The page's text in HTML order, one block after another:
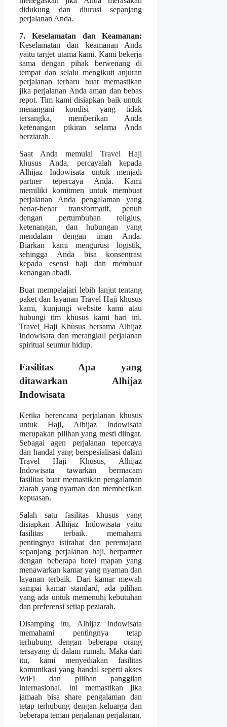
didukung dan diurusi sepanjang
perjalanan Anda.
7. Keselamatan dan Keamanan:
Keselamatan dan keamanan Anda
yaitu target utama kami. Kami bekerja
sama dengan pihak berwenang di
tempat dan selalu mengikuti anjuran
perjalanan terbaru buat memastikan
jika perjalanan Anda aman dan bebas
repot. Tim kami disiapkan baik untuk
menangani kondisi yang tidak
tersangka, memberikan Anda
ketenangan pikiran selama Anda
berziarah.
Saat Anda memulai Travel Haji
khusus Anda, percayalah kepada
Alhijaz Indowisata untuk menjadi
partner tepercaya Anda. Kami
memiliki komitmen untuk membuat
perjalanan Anda pengalaman yang
benar-benar transformatif, penuh
dengan pertumbuhan religius,
ketenangan, dan hubungan yang
mendalam dengan iman Anda.
Biarkan kami mengurusi logistik,
sehingga Anda bisa konsentrasi
kepada esensi haji dan membuat
kenangan abadi.
Buat mempelajari lebih lanjut tentang
paket dan layanan Travel Haji khusus
kami, kunjungi website kami atau
hubungi tim khusus kami hari ini.
Travel Haji Khusus bersama Alhijaz
Indowisata dan merangkul perjalanan
spiritual seumur hidup.
Fasilitas Apa yang
ditawarkan Alhijaz
Indowisata
Ketika berencana perjalanan khusus
untuk Haji, Alhijaz Indowisata
merupakan pilihan yang mesti diingat.
Sebagai agen perjalanan tepercaya
dan handal yang berspesialisasi dalam
Travel Haji Khusus, Alhijaz
Indowisata tawarkan bermacam
fasilitas buat memastikan pengalaman
ziarah yang nyaman dan memberikan
kepuasan.
Salah satu fasilitas khusus yang
disiapkan Alhijaz Indowisata yaitu
fasilitas terbaik. memahami
pentingnya istirahat dan peremajaan
sepanjang perjalanan haji, berpartner
dengan beberapa hotel mapan yang
menawarkan kamar yang nyaman dan
layanan terbaik. Dari kamar mewah
sampai kamar standard, ada pilihan
yang ada untuk memenuhi kebutuhan
dan preferensi setiap peziarah.
Disamping itu, Alhijaz Indowisata
memahami pentingnya tetap
terhubung dengan beberapa orang
tersayang di dalam rumah. Maka dari
itu, kami menyediakan fasilitas
komunikasi yang handal seperti akses
WiFi dan pilihan panggilan
internasional. Ini memastikan jika
jamaah bisa share pengalaman dan
tetap terhubung dengan keluarga dan
beberapa teman perjalanan perjalanan.